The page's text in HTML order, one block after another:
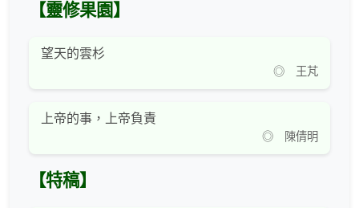
【靈修果園】
望天的雲杉
◎ 王芃
上帝的事，上帝負責
◎ 陳倩明
【特稿】